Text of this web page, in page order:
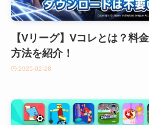
【Vリーグ】Vコレとは？料
方法を紹介！
2025-02-28